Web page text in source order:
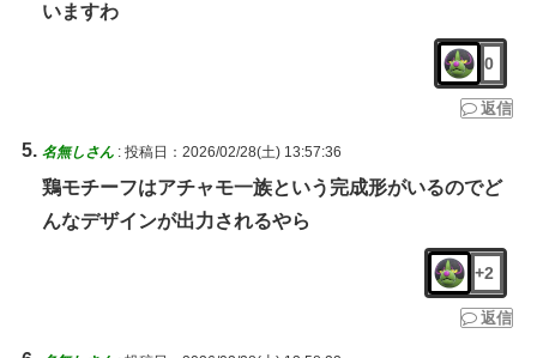
いますわ
0
返信
名無しさん : 投稿日：2026/02/28(土) 13:57:36
鶏モチーフはアチャモ一族という完成形がいるのでど
んなデザインが出力されるやら
+2
返信